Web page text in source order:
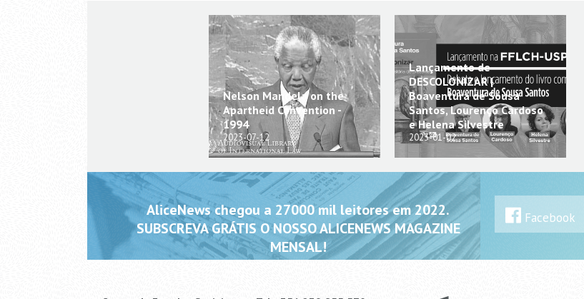
Nelson Mandela on the
Apartheid Convention -
1994
2023-07-12
Lançamento de
DESCOLONIZAR |
Boaventura de Sousa
Santos, Lourenço Cardoso
e Helena Silvestre
2023-01-02
AliceNews chegou a 27000 mil leitores em 2022.
SUBSCREVA GRÁTIS O NOSSO ALICENEWS MAGAZINE
MENSAL!
Facebook